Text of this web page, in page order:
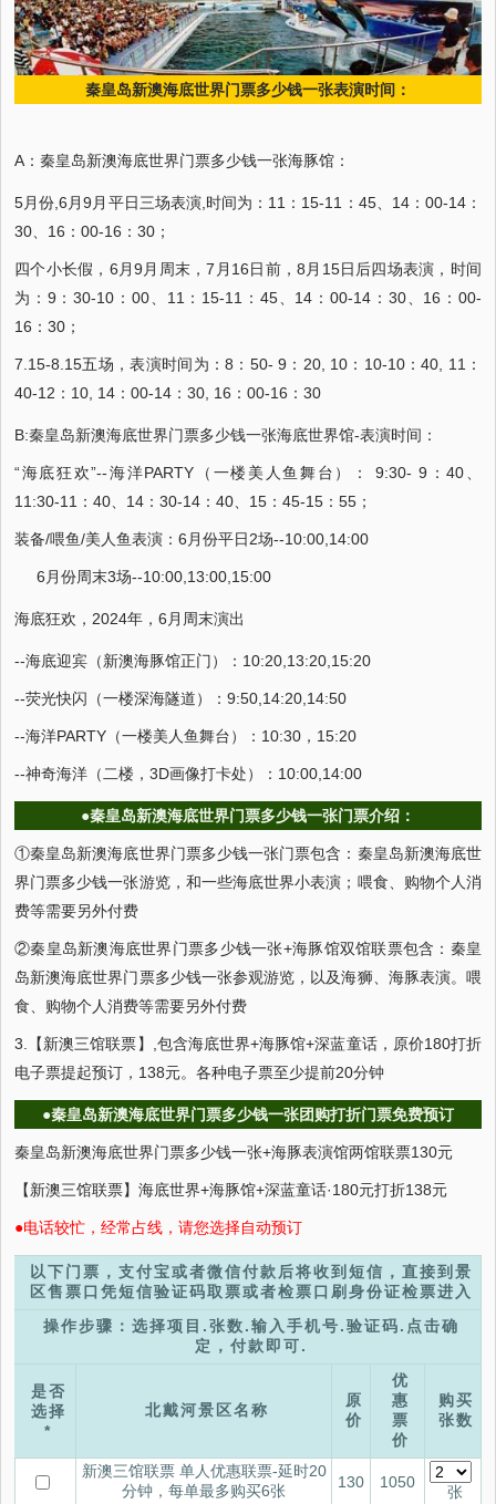
秦皇岛新澳海底世界门票多少钱一张表演时间：
A：秦皇岛新澳海底世界门票多少钱一张海豚馆：
5月份,6月9月平日三场表演,时间为：11：15-11：45、14：00-14：
30、16：00-16：30；
四个小长假，6月9月周末，7月16日前，8月15日后四场表演，时间
为：9：30-10：00、11：15-11：45、14：00-14：30、16：00-
16：30；
7.15-8.15五场，表演时间为：8：50- 9：20, 10：10-10：40, 11：
40-12：10, 14：00-14：30, 16：00-16：30
B:秦皇岛新澳海底世界门票多少钱一张海底世界馆-表演时间：
“海底狂欢”--海洋PARTY（一楼美人鱼舞台）： 9:30- 9：40、
11:30-11：40、14：30-14：40、15：45-15：55；
装备/喂鱼/美人鱼表演：6月份平日2场--10:00,14:00
6月份周末3场--10:00,13:00,15:00
海底狂欢，2024年，6月周末演出
--海底迎宾（新澳海豚馆正门）：10:20,13:20,15:20
--荧光快闪（一楼深海隧道）：9:50,14:20,14:50
--海洋PARTY（一楼美人鱼舞台）：10:30，15:20
--神奇海洋（二楼，3D画像打卡处）：10:00,14:00
●秦皇岛新澳海底世界门票多少钱一张门票介绍：
①秦皇岛新澳海底世界门票多少钱一张门票包含：秦皇岛新澳海底世
界门票多少钱一张游览，和一些海底世界小表演；喂食、购物个人消
费等需要另外付费
②秦皇岛新澳海底世界门票多少钱一张+海豚馆双馆联票包含：秦皇
岛新澳海底世界门票多少钱一张参观游览，以及海狮、海豚表演。喂
食、购物个人消费等需要另外付费
3.【新澳三馆联票】,包含海底世界+海豚馆+深蓝童话，原价180打折
电子票提起预订，138元。各种电子票至少提前20分钟
●秦皇岛新澳海底世界门票多少钱一张团购打折门票免费预订
秦皇岛新澳海底世界门票多少钱一张+海豚表演馆两馆联票130元
【新澳三馆联票】海底世界+海豚馆+深蓝童话·180元打折138元
●电话较忙，经常占线，请您选择自动预订
以下门票，支付宝或者微信付款后将收到短信，直接到景
区售票口凭短信验证码取票或者检票口刷身份证检票进入
操作步骤：选择项目.张数.输入手机号.验证码.点击确
定，付款即可.
是否
选择
*
北戴河景区名称
原
价
优
惠
票
价
购买
张数
新澳三馆联票 单人优惠联票-延时20
分钟，每单最多购买6张
130 1050
张